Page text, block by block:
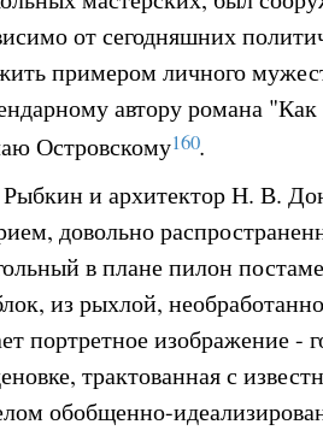
от сегодняшних
примером личного
автору романа "Как
Островскому160.
и архитектор Н. В.
довольно
в плане пилон
из рыхлой,
портретное изображение -
трактованная с
обобщенно-